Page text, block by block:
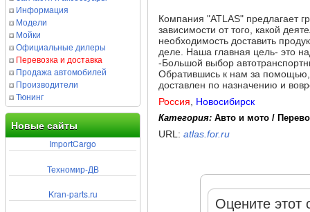
Информация
Модели
Мойки
Официальные дилеры
Перевозка и доставка
Продажа автомобилей
Производители
Тюнинг
Новые сайты
ImportCargo
Техномир-ДВ
Kran-parts.ru
Компания "ATLAS" предлагает
зависимости от того, какой
необходимость доставить
деле. Наша главная цель- это
-Большой выбор
Обратившись к нам за
доставлен по назначению и
Россия
Новосибирск
Категория: Авто и мото /
URL: atlas.for.ru
Оцените этот